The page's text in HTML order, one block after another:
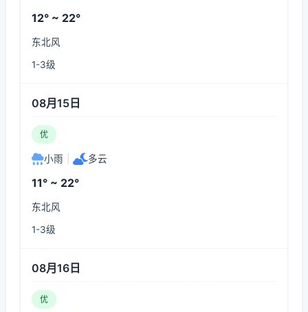
12° ~ 22°
东北风
1-3级
08月15日
优
小雨 多云
11° ~ 22°
东北风
1-3级
08月16日
优